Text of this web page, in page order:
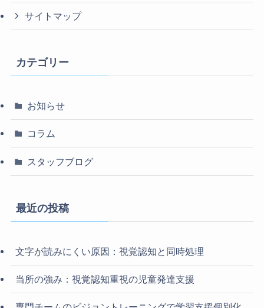
サイトマップ
カテゴリー
お知らせ
コラム
スタッフブログ
最近の投稿
文字が読みにくい原因：視覚認知と同時処理
当所の強み：視覚認知重視の児童発達支援